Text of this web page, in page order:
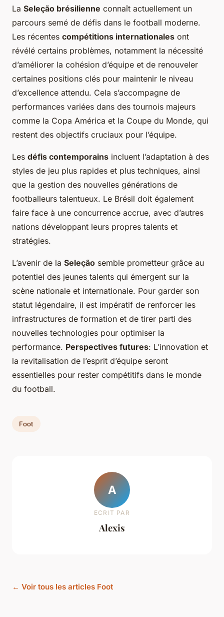
La Seleção brésilienne connaît actuellement un
parcours semé de défis dans le football moderne.
Les récentes compétitions internationales ont
révélé certains problèmes, notamment la nécessité
d’améliorer la cohésion d’équipe et de renouveler
certaines positions clés pour maintenir le niveau
d’excellence attendu. Cela s’accompagne de
performances variées dans des tournois majeurs
comme la Copa América et la Coupe du Monde, qui
restent des objectifs cruciaux pour l’équipe.
Les défis contemporains incluent l’adaptation à des
styles de jeu plus rapides et plus techniques, ainsi
que la gestion des nouvelles générations de
footballeurs talentueux. Le Brésil doit également
faire face à une concurrence accrue, avec d’autres
nations développant leurs propres talents et
stratégies.
L’avenir de la Seleção semble prometteur grâce au
potentiel des jeunes talents qui émergent sur la
scène nationale et internationale. Pour garder son
statut légendaire, il est impératif de renforcer les
infrastructures de formation et de tirer parti des
nouvelles technologies pour optimiser la
performance. Perspectives futures: L’innovation et
la revitalisation de l’esprit d’équipe seront
essentielles pour rester compétitifs dans le monde
du football.
Foot
A
ECRIT PAR
Alexis
← Voir tous les articles Foot